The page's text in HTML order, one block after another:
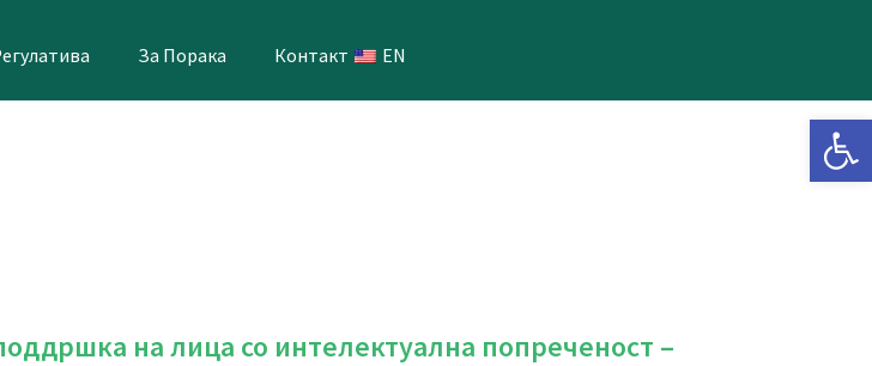
За Порака Контакт EN
на лица со интелектуална попреченост –